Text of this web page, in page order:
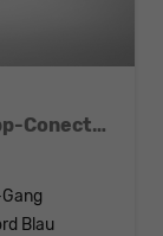
Style 95PS Kamera+ACC+GV5+App-Conect+Sitzheizung+ParkPilot hinten
Blau